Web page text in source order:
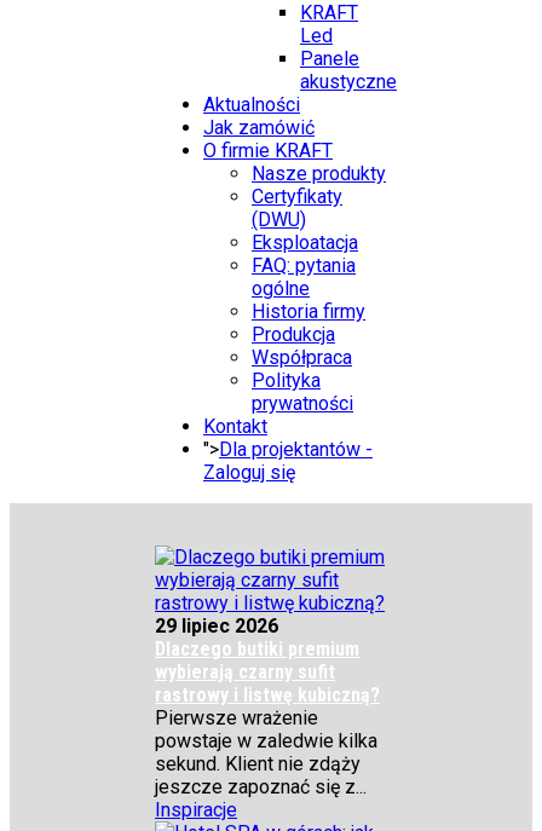
KRAFT
Led
Panele
akustyczne
Aktualności
Jak zamówić
O firmie KRAFT
Nasze produkty
Certyfikaty
(DWU)
Eksploatacja
FAQ: pytania
ogólne
Historia firmy
Produkcja
Współpraca
Polityka
prywatności
Kontakt
">Dla projektantów -
Zaloguj się
29 lipiec 2026
Dlaczego butiki premium
wybierają czarny sufit
rastrowy i listwę kubiczną?
Pierwsze wrażenie
powstaje w zaledwie kilka
sekund. Klient nie zdąży
jeszcze zapoznać się z...
Inspiracje